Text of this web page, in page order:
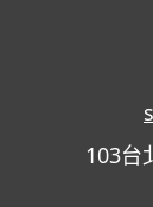
103台